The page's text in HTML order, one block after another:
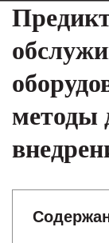
методы